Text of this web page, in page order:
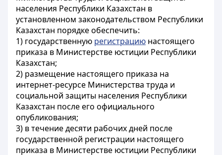
населения Республики Казахстан в
установленном законодательством Республики
Казахстан порядке обеспечить:
1) государственную регистрацию настоящего
приказа в Министерстве юстиции Республики
Казахстан;
2) размещение настоящего приказа на
интернет-ресурсе Министерства труда и
социальной защиты населения Республики
Казахстан после его официального
опубликования;
3) в течение десяти рабочих дней после
государственной регистрации настоящего
приказа в Министерстве юстиции Республики